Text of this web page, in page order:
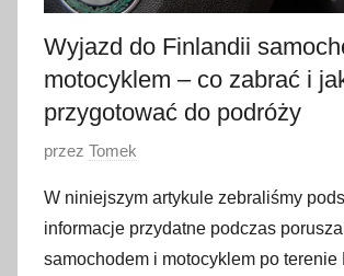
0
Wyjazd do Finlandii
motocyklem – co zabrać i
przygotować do podróży
O
u
b
l
przez Tomek
W niniejszym artykule zebraliśmy
informacje przydatne podczas
samochodem i motocyklem po terenie